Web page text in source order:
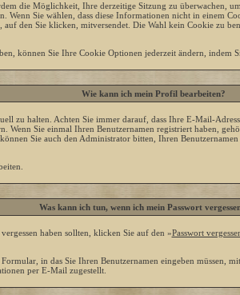
die Möglichkeit, Ihre derzeitige Sitzung zu überwachen,
Wenn Sie wählen, dass diese Informationen nicht in einem
den Sie klicken, mitversendet. Die Wahl kein Cookie zu
können Sie Ihre Cookie Optionen jederzeit ändern, indem
Wie kann ich mein Profil bearbeiten?
zu halten. Achten Sie immer darauf, dass Ihre E-Mail-
Wenn Sie einmal Ihren Benutzernamen registriert haben,
Sie auch den Administrator bitten, Ihren
Was kann ich tun, wenn ich mein Passwort
haben sollten, klicken Sie auf den »Passwort
in das Sie Ihren Benutzernamen eingeben müssen,
per E-Mail zugestellt.